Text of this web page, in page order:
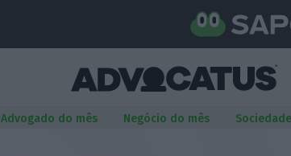
Advogado do mês Negócio do mês